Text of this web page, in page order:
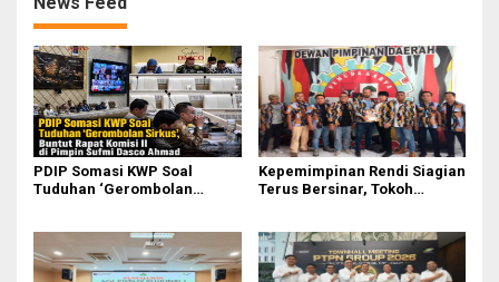
PDIP Somasi KWP Soal
Tuduhan ‘Gerombolan
Kepemimpinan Rendi Siagian
Terus Bersinar, Tokoh